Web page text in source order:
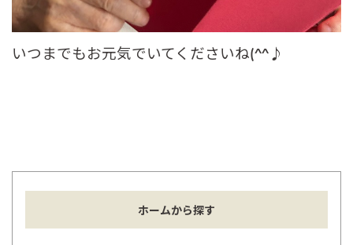
いつまでもお元気でいてくださいね(^^♪
ホームから探す